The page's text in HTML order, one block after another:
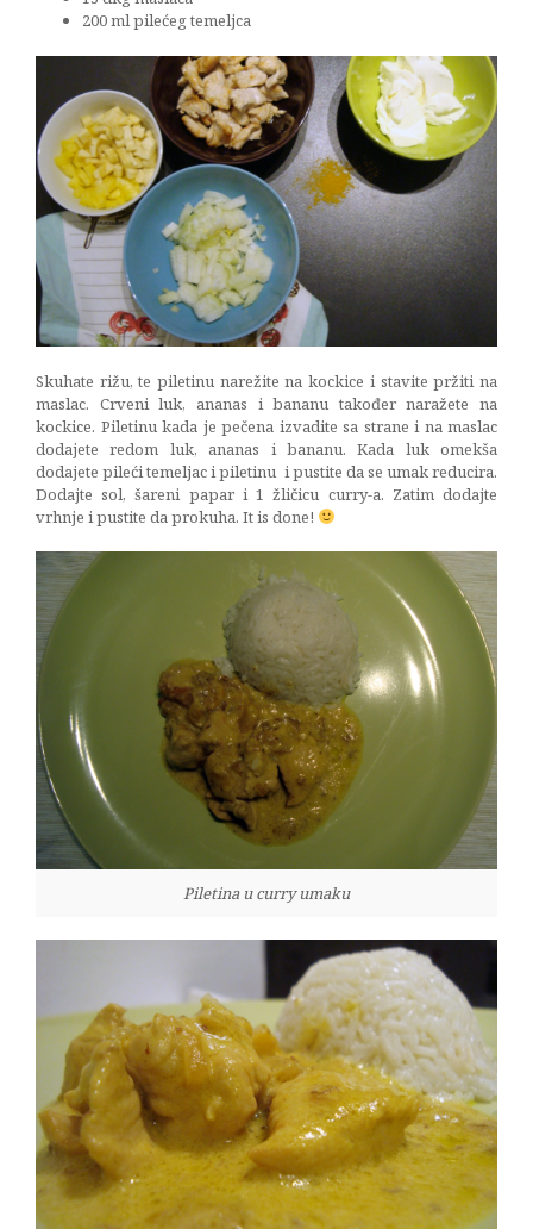
200 ml pilećeg temeljca
Skuhate rižu, te piletinu narežite na kockice i stavite pržiti na
maslac. Crveni luk, ananas i bananu također naražete na
kockice. Piletinu kada je pečena izvadite sa strane i na maslac
dodajete redom luk, ananas i bananu. Kada luk omekša
dodajete pileći temeljac i piletinu i pustite da se umak reducira.
Dodajte sol, šareni papar i 1 žličicu curry-a. Zatim dodajte
vrhnje i pustite da prokuha. It is done!
Piletina u curry umaku